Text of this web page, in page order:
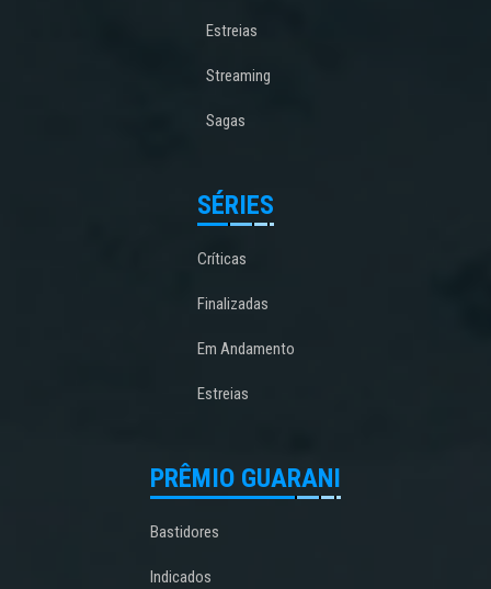
Estreias
Streaming
Sagas
SÉRIES
Críticas
Finalizadas
Em Andamento
Estreias
PRÊMIO GUARANI
Bastidores
Indicados